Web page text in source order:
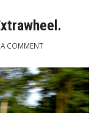
A COMMENT